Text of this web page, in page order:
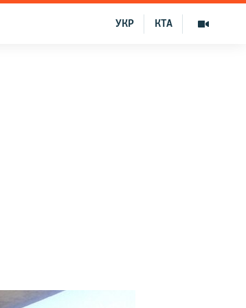
КТА
УКР